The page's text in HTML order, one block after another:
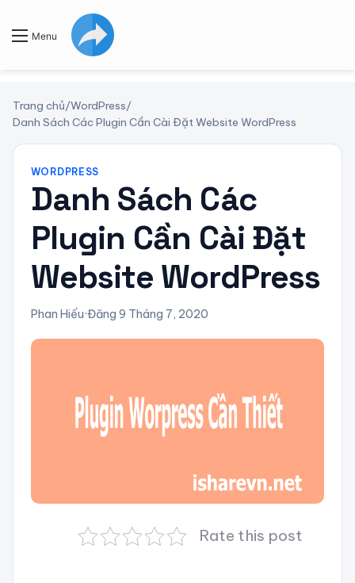
Menu
Trang chủ/WordPress/
Danh Sách Các Plugin Cần Cài Đặt Website WordPress
WORDPRESS
Danh Sách Các
Plugin Cần Cài Đặt
Website WordPress
Phan Hiếu·Đăng 9 Tháng 7, 2020
Rate this post